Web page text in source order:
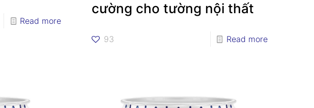
Read more
cường cho tường nội thất
93 Read more